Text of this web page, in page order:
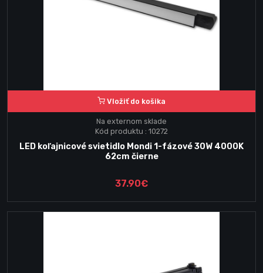
Vložiť do košika
Na externom sklade
Kód produktu : 10272
LED koľajnicové svietidlo Mondi 1-fázové 30W 4000K
62cm čierne
37.90€